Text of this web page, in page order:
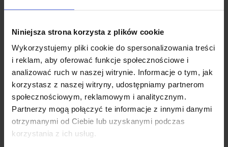
Niniejsza strona korzysta z plików cookie
Wykorzystujemy pliki cookie do spersonalizowania treści
i reklam, aby oferować funkcje społecznościowe i
analizować ruch w naszej witrynie. Informacje o tym, jak
korzystasz z naszej witryny, udostępniamy partnerom
społecznościowym, reklamowym i analitycznym.
Partnerzy mogą połączyć te informacje z innymi danymi
otrzymanymi od Ciebie lub uzyskanymi podczas
korzystania z ich usług.
ZASŁONY WELUROWE METOR
Z KRYSZTAŁKAMI 140×250
SILVER ZASŁONY
Dodaj do koszyka
ZASŁONY WELUROWE MODEL
METOR Z KRYSZTAŁKAMI
CYRKONIE 140×270 BABY
69,99
Dodaj do koszyka